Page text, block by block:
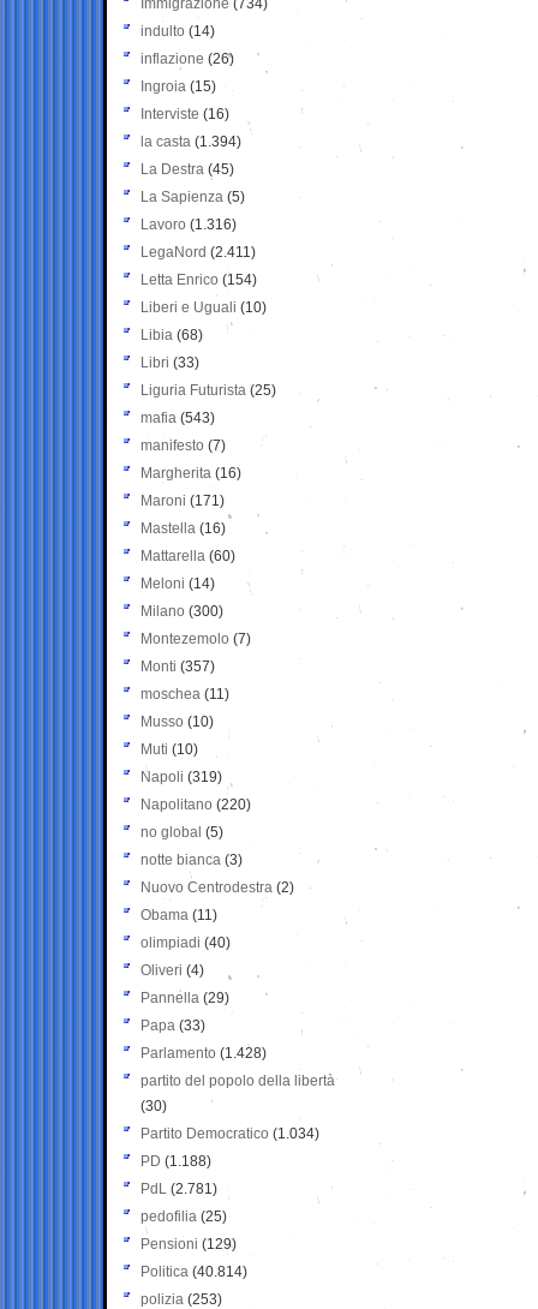
Immigrazione (734)
indulto (14)
inflazione (26)
Ingroia (15)
Interviste (16)
la casta (1.394)
La Destra (45)
La Sapienza (5)
Lavoro (1.316)
LegaNord (2.411)
Letta Enrico (154)
Liberi e Uguali (10)
Libia (68)
Libri (33)
Liguria Futurista (25)
mafia (543)
manifesto (7)
Margherita (16)
Maroni (171)
Mastella (16)
Mattarella (60)
Meloni (14)
Milano (300)
Montezemolo (7)
Monti (357)
moschea (11)
Musso (10)
Muti (10)
Napoli (319)
Napolitano (220)
no global (5)
notte bianca (3)
Nuovo Centrodestra (2)
Obama (11)
olimpiadi (40)
Oliveri (4)
Pannella (29)
Papa (33)
Parlamento (1.428)
partito del popolo della libertà
(30)
Partito Democratico (1.034)
PD (1.188)
PdL (2.781)
pedofilia (25)
Pensioni (129)
Politica (40.814)
polizia (253)